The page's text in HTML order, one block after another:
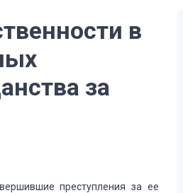
в
за
преступления за ее